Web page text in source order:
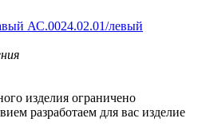
изделия ограничено
разработаем для вас изделие